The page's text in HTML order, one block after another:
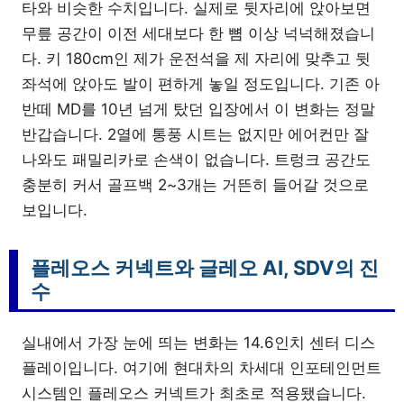
타와 비슷한 수치입니다. 실제로 뒷자리에 앉아보면
무릎 공간이 이전 세대보다 한 뼘 이상 넉넉해졌습니
다. 키 180cm인 제가 운전석을 제 자리에 맞추고 뒷
좌석에 앉아도 발이 편하게 놓일 정도입니다. 기존 아
반떼 MD를 10년 넘게 탔던 입장에서 이 변화는 정말
반갑습니다. 2열에 통풍 시트는 없지만 에어컨만 잘
나와도 패밀리카로 손색이 없습니다. 트렁크 공간도
충분히 커서 골프백 2~3개는 거뜬히 들어갈 것으로
보입니다.
플레오스 커넥트와 글레오 AI, SDV의 진
수
실내에서 가장 눈에 띄는 변화는 14.6인치 센터 디스
플레이입니다. 여기에 현대차의 차세대 인포테인먼트
시스템인 플레오스 커넥트가 최초로 적용됐습니다.